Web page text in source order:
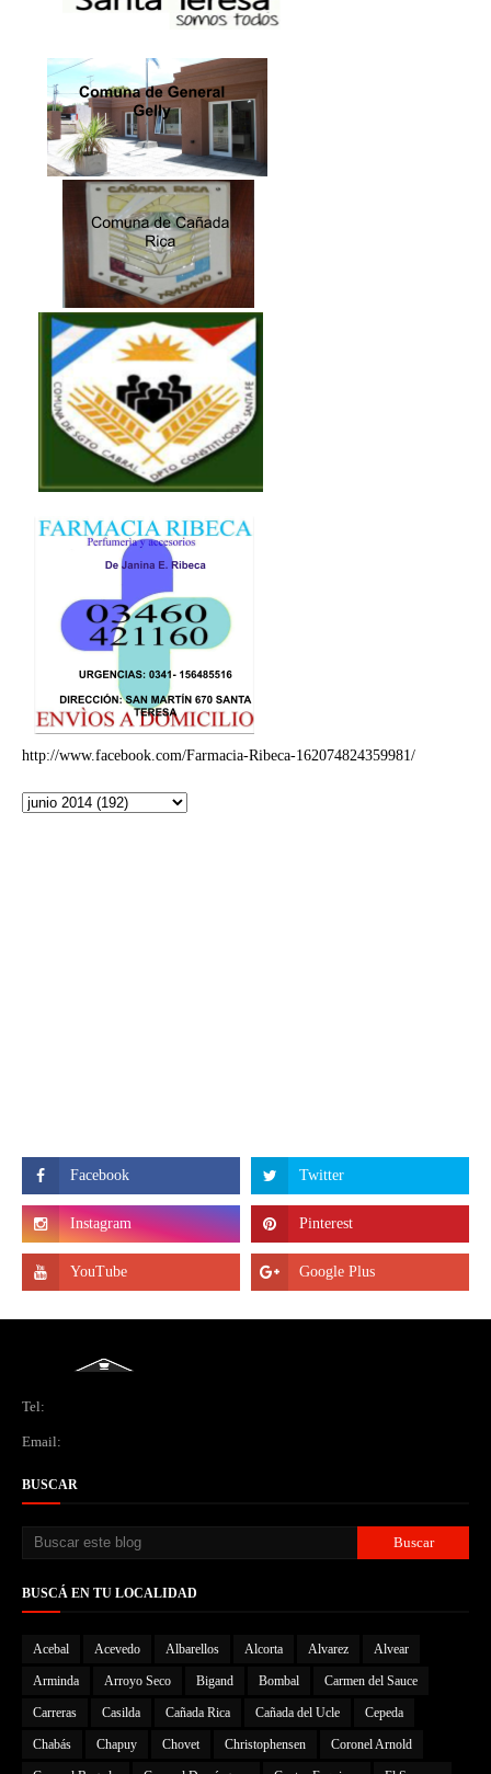
http://www.facebook.com/Farmacia-Ribeca-162074824359981/
Tel:
Email:
BUSCAR
BUSCÁ EN TU LOCALIDAD
Acebal Acevedo Albarellos Alcorta Alvarez Alvear
Arminda Arroyo Seco Bigand Bombal Carmen del Sauce
Carreras Casilda Cañada Rica Cañada del Ucle Cepeda
Chabás Chapuy Chovet Christophensen Coronel Arnold